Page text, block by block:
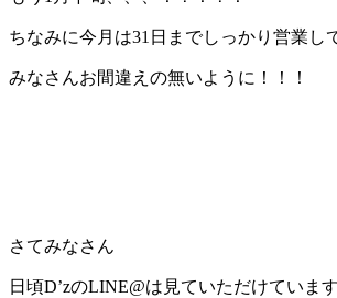
ちなみに今月は31日までしっかり営業し
みなさんお間違えの無いように！！！
さてみなさん
日頃D’zのLINE@は見ていただけていま